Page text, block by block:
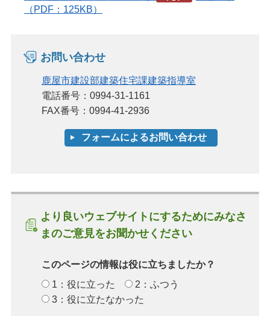
（PDF：125KB）
お問い合わせ
鹿屋市建設部建築住宅課建築指導室
電話番号：0994-31-1161
FAX番号：0994-41-2936
より良いウェブサイトにするためにみなさ
まのご意見をお聞かせください
このページの情報は役に立ちましたか？
1：役に立った
2：ふつう
3：役に立たなかった